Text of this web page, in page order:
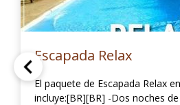
Escapada Relax
El paquete de Escapada Relax
incluye:[BR][BR] -Dos noches